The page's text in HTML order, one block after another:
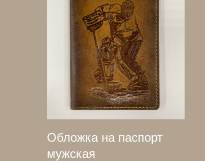
Обложка на паспорт
мужская